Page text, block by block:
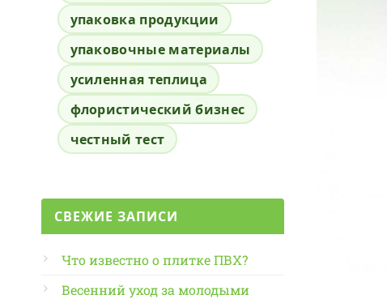
упаковка продукции
упаковочные материалы
усиленная теплица
флористический бизнес
честный тест
СВЕЖИЕ ЗАПИСИ
Что известно о плитке ПВХ?
Весенний уход за молодыми